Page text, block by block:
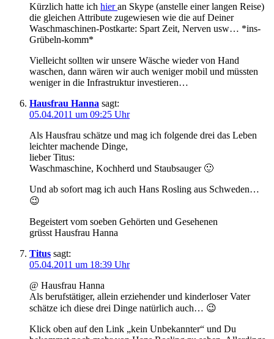
Kürzlich hatte ich hieran Skype (anstelle einer langen Reise)
die gleichen Attribute zugewiesen wie die auf Deiner
Waschmaschinen-Postkarte: Spart Zeit, Nerven usw… *ins-
Grübeln-komm*
Vielleicht sollten wir unsere Wäsche wieder von Hand
waschen, dann wären wir auch weniger mobil und müssten
weniger in die Infrastruktur investieren…
Hausfrau Hanna sagt:
05.04.2011 um 09:25 Uhr
Als Hausfrau schätze und mag ich folgende drei das Leben
leichter machende Dinge,
lieber Titus:
Waschmaschine, Kochherd und Staubsauger 🙂
Und ab sofort mag ich auch Hans Rosling aus Schweden…
😉
Begeistert vom soeben Gehörten und Gesehenen
grüsst Hausfrau Hanna
Titus sagt:
05.04.2011 um 18:39 Uhr
@ Hausfrau Hanna
Als berufstätiger, allein erziehender und kinderloser Vater
schätze ich diese drei Dinge natürlich auch… 😉
Klick oben auf den Link „kein Unbekannter“ und Du